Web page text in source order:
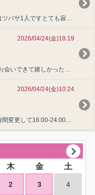
19:00になったらお店の女の子はツバサ1人ですとても寂しい…お隣空いてます?つばさ?女の子ページへ http://365diary.net/clNIMDFVL3EvaGlwcGVycy80OT・・・
2026/04/24(金)18:19
おはようございます?本日出勤時間変更して16:00-24:00になっております??スタートから仲良しさん毎月ご予約ありがとうございます??今日もお会いできるの楽しみです！つばさ女の子ページへ h・・・
2026/04/24(金)10:24
木 金 土
2 3 4